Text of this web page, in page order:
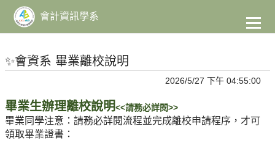
主
要
容
會計資訊學系
✨會資系 畢業離校說明
2026/5/27 下午 04:55:00
畢業生辦理離校說明<<請務必詳閱>>
畢業同學注意：請務必詳閱流程並完成離校申請程序，才可
領取畢業證書：